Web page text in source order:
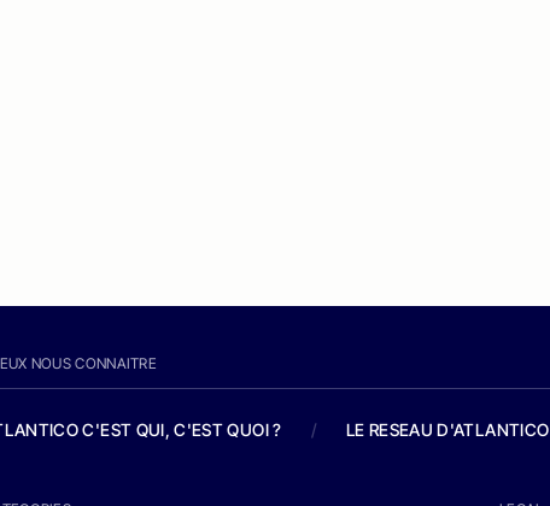
NOUS CONNAITRE
C'EST QUI, C'EST QUOI ? / LE RESEAU D'ATLANTICO